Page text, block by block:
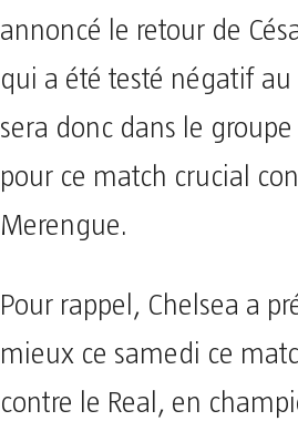
annoncé le retour de
qui a été testé négatif au
sera donc dans le groupe
pour ce match crucial
Merengue.
Pour rappel, Chelsea a
mieux ce samedi ce
contre le Real, en